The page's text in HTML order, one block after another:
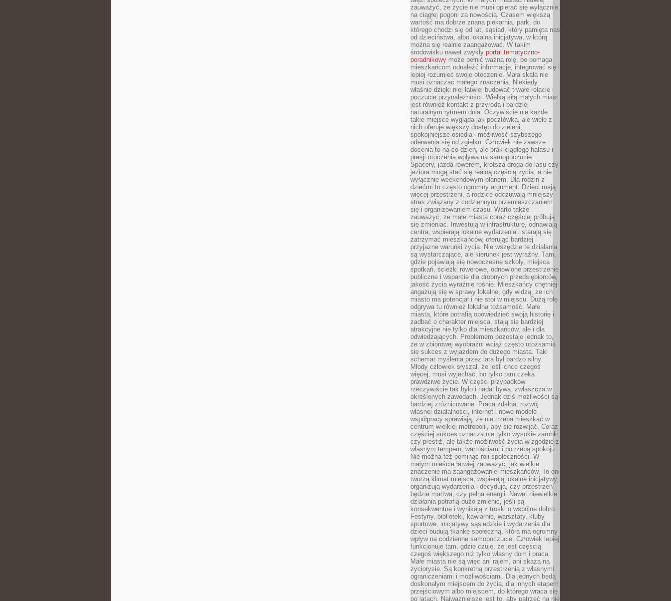
zauważyć, że życie nie musi opierać się wyłącznie
na ciągłej pogoni za nowością. Czasem większą
wartość ma dobrze znana piekarnia, park, do
którego chodzi się od lat, sąsiad, który pamięta nas
od dzieciństwa, albo lokalna inicjatywa, w którą
można się realnie zaangażować. W takim
środowisku nawet zwykły portal tematyczno-
poradnikowy może pełnić ważną rolę, bo pomaga
mieszkańcom odnaleźć informacje, integrować się i
lepiej rozumieć swoje otoczenie. Mała skala nie
musi oznaczać małego znaczenia. Niekiedy
właśnie dzięki niej łatwiej budować trwałe relacje i
poczucie przynależności. Wielką siłą małych miast
jest również kontakt z przyrodą i bardziej
naturalnym rytmem dnia. Oczywiście nie każde
takie miejsce wygląda jak pocztówka, ale wiele z
nich oferuje większy dostęp do zieleni,
spokojniejsze osiedla i możliwość szybszego
oderwania się od zgiełku. Człowiek nie zawsze
docenia to na co dzień, ale brak ciągłego hałasu i
presji otoczenia wpływa na samopoczucie.
Spacery, jazda rowerem, krótsza droga do lasu czy
jeziora mogą stać się realną częścią życia, a nie
wyłącznie weekendowym planem. Dla rodzin z
dziećmi to często ogromny argument. Dzieci mają
więcej przestrzeni, a rodzice odczuwają mniejszy
stres związany z codziennym przemieszczaniem
się i organizowaniem czasu. Warto także
zauważyć, że małe miasta coraz częściej próbują
się zmieniać. Inwestują w infrastrukturę, odnawiają
centra, wspierają lokalne wydarzenia i starają się
zatrzymać mieszkańców, oferując bardziej
przyjazne warunki życia. Nie wszędzie te działania
są wystarczające, ale kierunek jest wyraźny. Tam,
gdzie pojawiają się nowoczesne szkoły, miejsca
spotkań, ścieżki rowerowe, odnowione przestrzenie
publiczne i wsparcie dla drobnych przedsiębiorców,
jakość życia wyraźnie rośnie. Mieszkańcy chętniej
angażują się w sprawy lokalne, gdy widzą, że ich
miasto ma potencjał i nie stoi w miejscu. Dużą rolę
odgrywa tu również lokalna tożsamość. Małe
miasta, które potrafią opowiedzieć swoją historię i
zadbać o charakter miejsca, stają się bardziej
atrakcyjne nie tylko dla mieszkańców, ale i dla
odwiedzających. Problemem pozostaje jednak to,
że w zbiorowej wyobraźni wciąż często utożsamia
się sukces z wyjazdem do dużego miasta. Taki
schemat myślenia przez lata był bardzo silny.
Młody człowiek słyszał, że jeśli chce czegoś
więcej, musi wyjechać, bo tylko tam czeka
prawdziwe życie. W części przypadków
rzeczywiście tak było i nadal bywa, zwłaszcza w
określonych zawodach. Jednak dziś możliwości są
bardziej zróżnicowane. Praca zdalna, rozwój
własnej działalności, internet i nowe modele
współpracy sprawiają, że nie trzeba mieszkać w
centrum wielkiej metropolii, aby się rozwijać. Coraz
częściej sukces oznacza nie tylko wysokie zarobki
czy prestiż, ale także możliwość życia w zgodzie z
własnym tempem, wartościami i potrzebą spokoju.
Nie można też pominąć roli społeczności. W
małym mieście łatwiej zauważyć, jak wielkie
znaczenie ma zaangażowanie mieszkańców. To oni
tworzą klimat miejsca, wspierają lokalne inicjatywy,
organizują wydarzenia i decydują, czy przestrzeń
będzie martwa, czy pełna energii. Nawet niewielkie
działania potrafią dużo zmienić, jeśli są
konsekwentne i wynikają z troski o wspólne dobro.
Festyny, biblioteki, kawiarnie, warsztaty, kluby
sportowe, inicjatywy sąsiedzkie i wydarzenia dla
dzieci budują tkankę społeczną, która ma ogromny
wpływ na codzienne samopoczucie. Człowiek lepiej
funkcjonuje tam, gdzie czuje, że jest częścią
czegoś większego niż tylko własny dom i praca.
Małe miasta nie są więc ani rajem, ani skazą na
życiorysie. Są konkretną przestrzenią z własnymi
ograniczeniami i możliwościami. Dla jednych będą
doskonałym miejscem do życia, dla innych etapem
przejściowym albo miejscem, do którego wraca się
po latach. Najważniejsze jest to, aby patrzeć na nie